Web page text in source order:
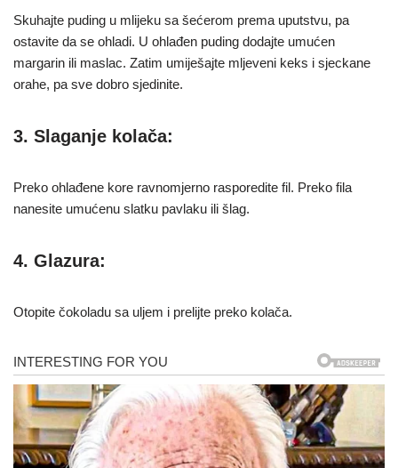
Skuhajte puding u mlijeku sa šećerom prema uputstvu, pa
ostavite da se ohladi. U ohlađen puding dodajte umućen
margarin ili maslac. Zatim umiješajte mljeveni keks i sjeckane
orahe, pa sve dobro sjedinite.
3. Slaganje kolača:
Preko ohlađene kore ravnomjerno rasporedite fil. Preko fila
nanesite umućenu slatku pavlaku ili šlag.
4. Glazura:
Otopite čokoladu sa uljem i prelijte preko kolača.